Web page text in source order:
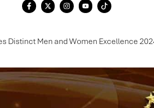
Distinct Men and Women Excellence